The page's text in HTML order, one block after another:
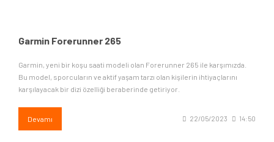
Garmin Forerunner 265
Garmin, yeni bir koşu saati modeli olan Forerunner 265 ile karşımızda.
Bu model, sporcuların ve aktif yaşam tarzı olan kişilerin ihtiyaçlarını
karşılayacak bir dizi özelliği beraberinde getiriyor.
Devamı 22/05/2023 14:50